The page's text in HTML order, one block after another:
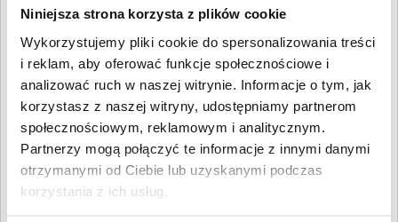
Niniejsza strona korzysta z plików cookie
Wykorzystujemy pliki cookie do spersonalizowania treści
i reklam, aby oferować funkcje społecznościowe i
analizować ruch w naszej witrynie. Informacje o tym, jak
korzystasz z naszej witryny, udostępniamy partnerom
społecznościowym, reklamowym i analitycznym.
Partnerzy mogą połączyć te informacje z innymi danymi
otrzymanymi od Ciebie lub uzyskanymi podczas
korzystania z ich usług.
Wartość:1 041,90 PLN
marca 2020
W sumie: Wartość:1 563,81 PLN
Koszty sądowe:650,39 PLN
Spłacono:
0,00 PLN
Całkowita
wartość wierzytelności:
2 214,20 PLN